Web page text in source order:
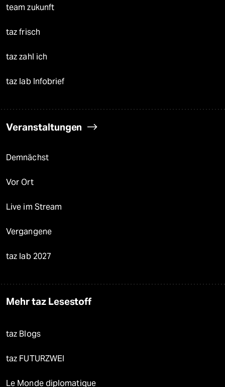
team zukunft
taz frisch
taz zahl ich
taz lab Infobrief
Veranstaltungen
Demnächst
Vor Ort
Live im Stream
Vergangene
taz lab 2027
Mehr taz Lesestoff
taz Blogs
taz FUTURZWEI
Le Monde diplomatique